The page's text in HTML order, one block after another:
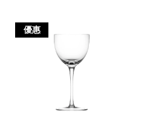
18/Nov/2025 07:35
杯子的品質非
效率，現在買
優惠